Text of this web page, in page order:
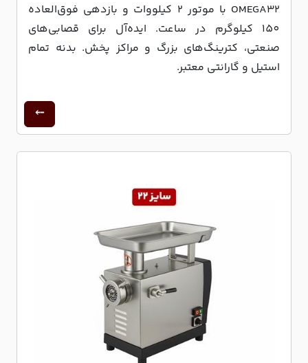
OMEGA32 با موتور 2 کیلووات و بازدهی فوق‌العاده
150 کیلوگرم در ساعت. ایده‌آل برای قصابی‌های
صنعتی، کترینگ‌های بزرگ و مراکز پخش. بدنه تمام
استیل و گارانتی معتبر.